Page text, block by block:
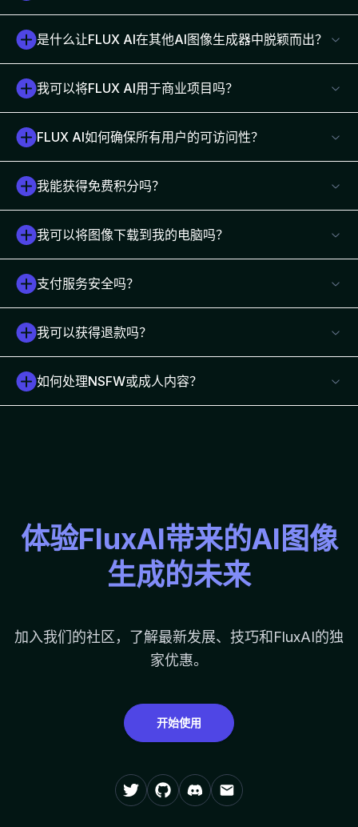
是什么让FLUX AI在其他AI图像生成器中脱颖而出？
我可以将FLUX AI用于商业项目吗？
FLUX AI如何确保所有用户的可访问性？
我能获得免费积分吗？
我可以将图像下载到我的电脑吗？
支付服务安全吗？
我可以获得退款吗？
如何处理NSFW或成人内容？
体验FluxAI带来的AI图像
生成的未来
加入我们的社区，了解最新发展、技巧和FluxAI的独
家优惠。
开始使用